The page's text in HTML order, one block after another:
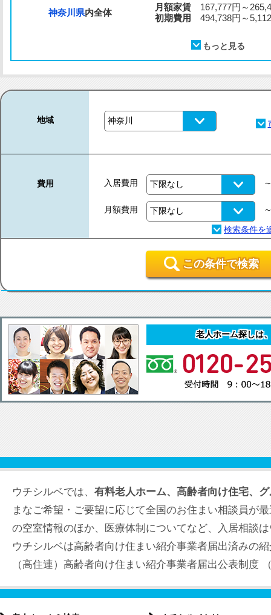
神奈川県内全体
月額家賃 167,777円～
初期費用
494,738円～
地域
費用 入居費用
月額費用
この条件で検索
老人ホーム探しは
ウチシルベでは、 有料老人ホーム、高齢者向け住宅、
まなご希望・ご要望に応じて全国のお住まい相談員が
の空室情報のほか、医療体制についてなど、入居相談
ウチシルベは高齢者向け住まい紹介事業者届出済みの
（高住連）高齢者向け住まい紹介事業者届出公表制度